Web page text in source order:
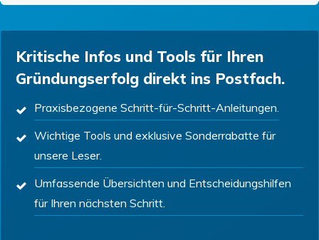
Kritische Infos und Tools für Ihren
Gründungserfolg direkt ins Postfach.
Praxisbezogene Schritt-für-Schritt-Anleitungen.
Wichtige Tools und exklusive Sonderrabatte für
unsere Leser.
Umfassende Übersichten und Entscheidungshilfen
für Ihren nächsten Schritt.